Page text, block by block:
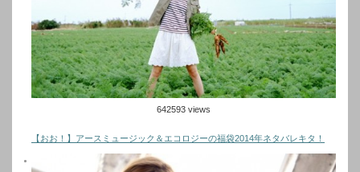
642593 views
【おお！】アースミュージック＆エコロジーの福袋2014年ネタバレキタ！